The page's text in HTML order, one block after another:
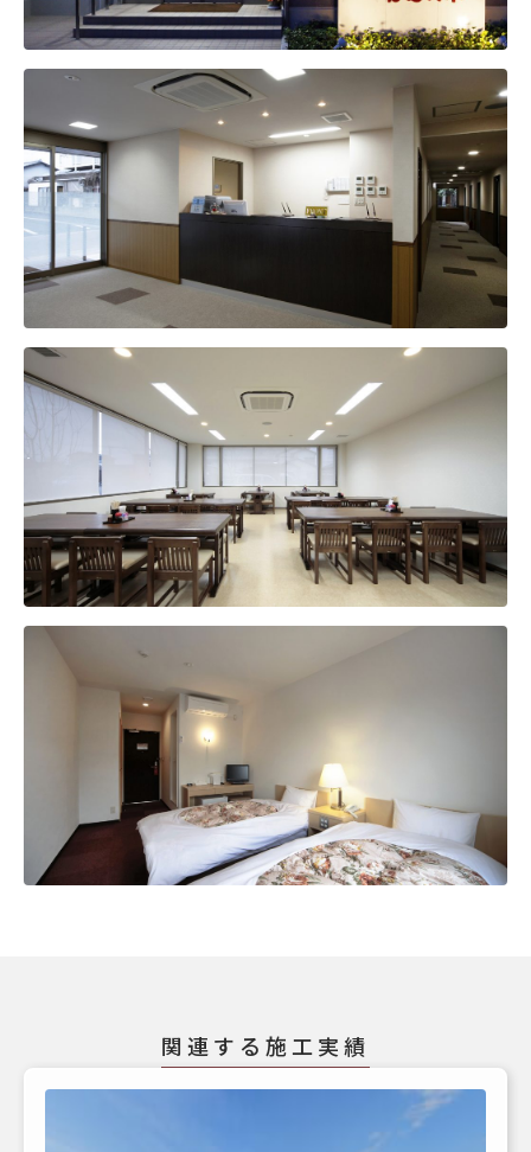
関連する施工実績